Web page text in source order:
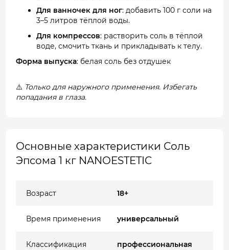
Для ванночек для ног: добавить 100 г соли на
3–5 литров тёплой воды.
Для компрессов: растворить соль в тёплой
воде, смочить ткань и прикладывать к телу.
Форма выпуска: белая соль без отдушек
⚠️ Только для наружного применения. Избегать
попадания в глаза.
Основные характеристики Соль
Эпсома 1 кг NANOESTETIC
Возраст 18+
Время применения универсальный
Классификация профессиональная